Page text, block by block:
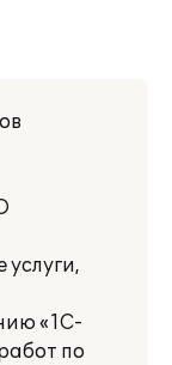
«1С-
по